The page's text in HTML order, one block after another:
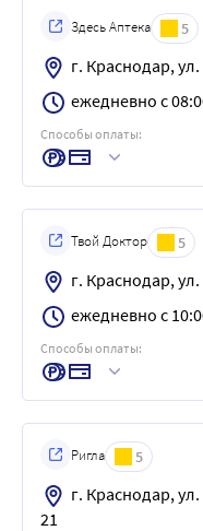
Здесь Аптека 5
г. Краснодар,
ежедневно с
Способы оплаты:
Твой Доктор 5
г. Краснодар,
ежедневно с
Способы оплаты:
Ригла 5
г. Краснодар,
21